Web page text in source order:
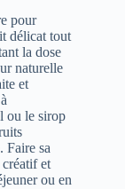
pour
délicat tout
la dose
naturelle
et
ou le sirop
Faire sa
et
ou en